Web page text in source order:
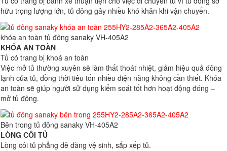
hữu trọng lượng lớn, tủ đông gây nhiều khó khăn khi vận chuyển.
khóa an toàn tủ đông sanaky VH-405A2
KHÓA AN TOÀN
Tủ có trang bị khoá an toàn
Việc mở tủ thường xuyên sẽ làm thất thoát nhiệt, giảm hiệu quả đông
lạnh của tủ, đồng thời tiêu tốn nhiều điện năng không cần thiết. Khóa
an toàn sẽ giúp người sử dụng kiểm soát tốt hơn hoạt động đóng –
mở tủ đông.
Bên trong tủ đông sanaky VH-405A2
LÒNG CÔI TỦ
Lòng côi tủ phẳng dễ dàng vệ sinh, sắp xếp tủ.